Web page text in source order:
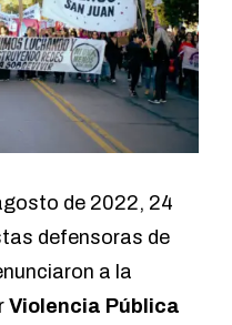
de 2022, 24
defensoras de
a la
Violencia Pública